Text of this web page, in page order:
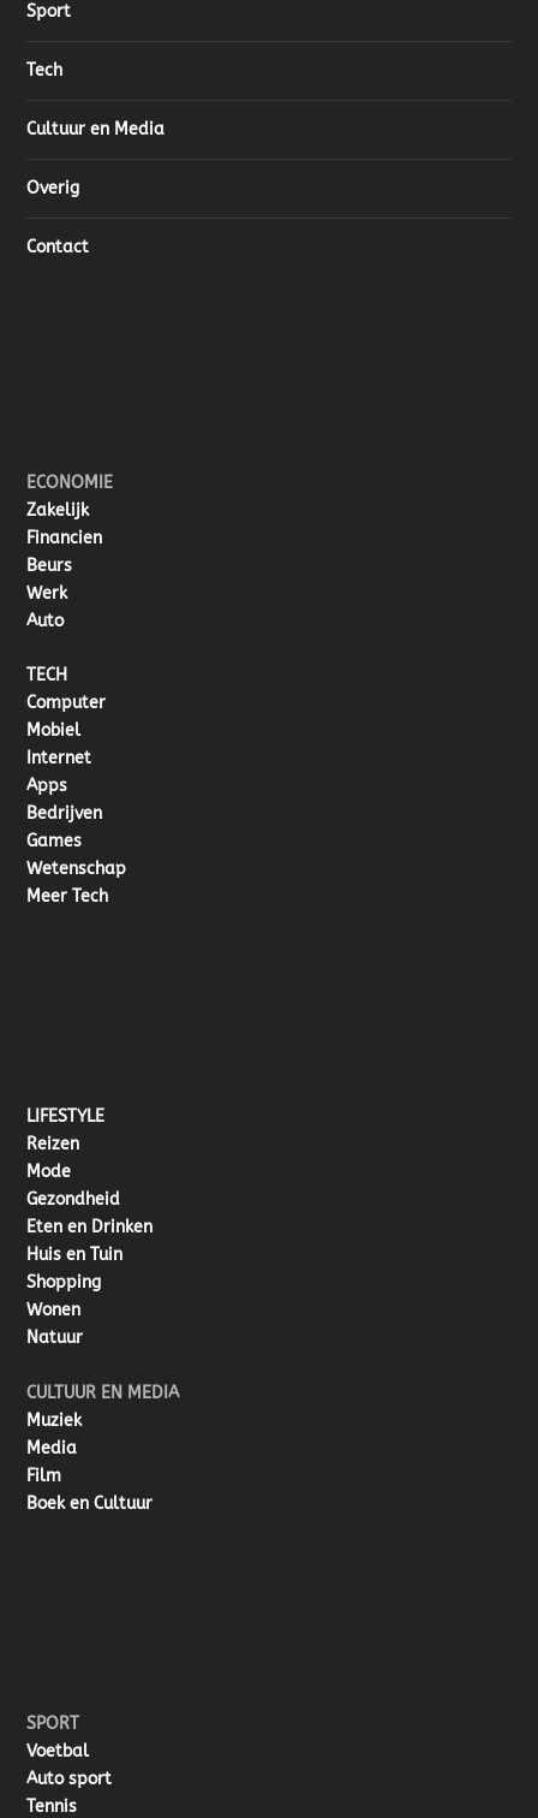
Sport
Tech
Cultuur en Media
Overig
Contact
ECONOMIE
Zakelijk
Financien
Beurs
Werk
Auto
TECH
Computer
Mobiel
Internet
Apps
Bedrijven
Games
Wetenschap
Meer Tech
LIFESTYLE
Reizen
Mode
Gezondheid
Eten en Drinken
Huis en Tuin
Shopping
Wonen
Natuur
CULTUUR EN MEDIA
Muziek
Media
Film
Boek en Cultuur
SPORT
Voetbal
Auto sport
Tennis